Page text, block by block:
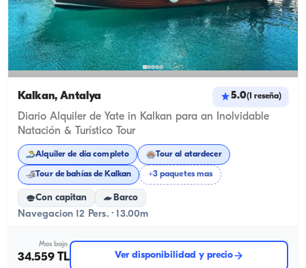
Kalkan, Antalya 5.0(1 reseña)
Diario Alquiler de Yate in Kalkan para an Inolvidable
Natación & Turístico Tour
Alquiler de día completo Tour al atardecer
Tour de bahías de Kalkan +3 paquetes mas
Con capitan Barco
Navegacion 12 Pers. · 13.00m
Mas bajo
34.559 TL Ver disponibilidad y precio